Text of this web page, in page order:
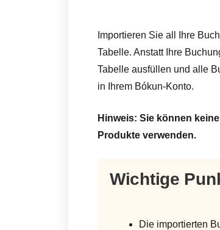
Importieren Sie all Ihre
Tabelle. Anstatt Ihre
Tabelle ausfüllen und alle
in Ihrem Bókun-Konto.
Hinweis: Sie können
Produkte verwenden.
Wichtige
Die importierten